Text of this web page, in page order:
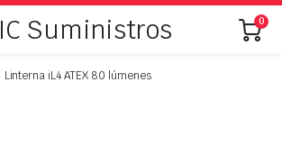
Suministros 0
Linterna iL4 ATEX 80 lúmenes